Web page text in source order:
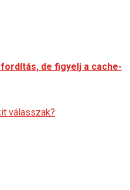
de figyelj a cache-
válasszak?